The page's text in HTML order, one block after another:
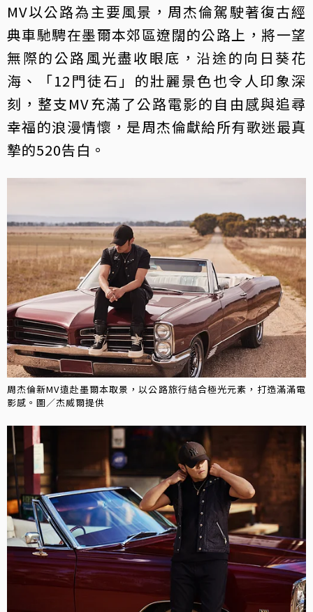
MV以公路為主要風景，周杰倫駕駛著復古經
典車馳騁在墨爾本郊區遼闊的公路上，將一望
無際的公路風光盡收眼底，沿途的向日葵花
海、「12門徒石」的壯麗景色也令人印象深
刻，整支MV充滿了公路電影的自由感與追尋
幸福的浪漫情懷，是周杰倫獻給所有歌迷最真
摯的520告白。
周杰倫新MV遠赴墨爾本取景，以公路旅行結合極光元素，打造滿滿電
影感。圖／杰威爾提供